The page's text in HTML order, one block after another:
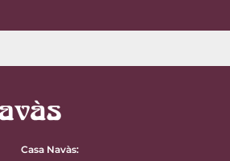
Casa Navàs: